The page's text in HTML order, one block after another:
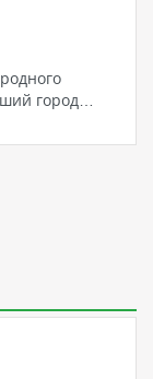
город…